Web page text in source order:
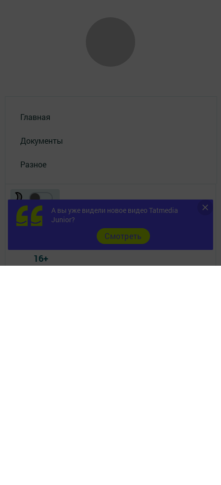
Главная
Документы
Разное
А вы уже видели новое видео Tatmedia
Junior?
Cмотреть
(843) 222 09 84
16+